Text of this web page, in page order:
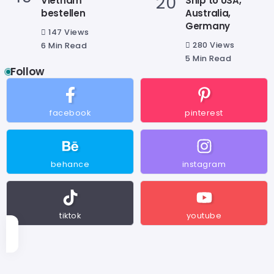
bestellen
147 Views
6 Min Read
Australia,
Germany
280 Views
5 Min Read
Follow
facebook pinterest
behance instagram
tiktok youtube
In Voucher TPHCM - Đẹp, Chất Lượng
In Voucher TPHCM -
Spa Nails Beauty